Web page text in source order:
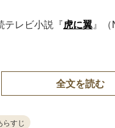
テレビ小説『虎に翼』
全文を読む
らすじ